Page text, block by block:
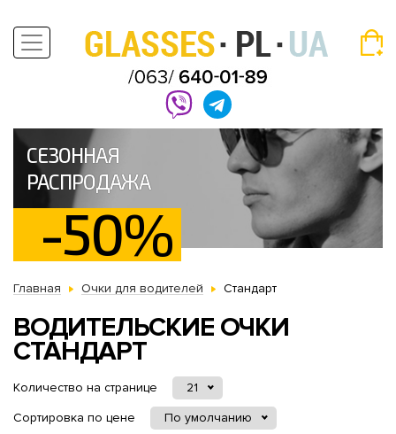
СЕЗОННАЯ
РАСПРОДАЖА
-50%
Главная Очки для водителей Стандарт
ВОДИТЕЛЬСКИЕ ОЧКИ
СТАНДАРТ
Количество на странице
21
Сортировка по цене
По умолчанию